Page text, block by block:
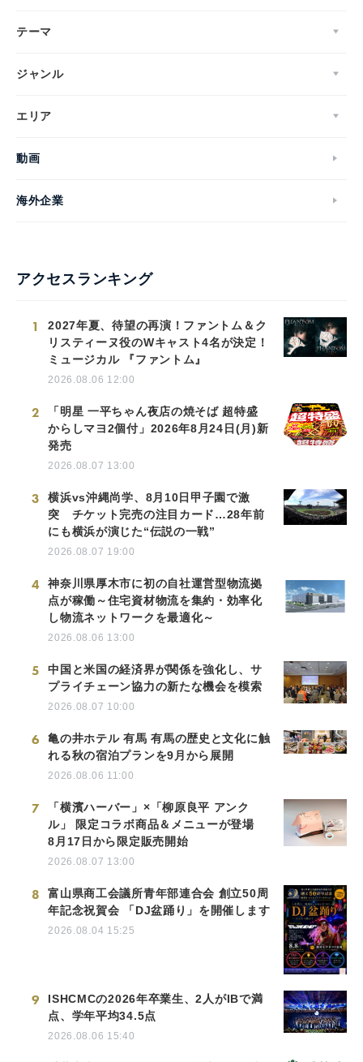
テーマ
ジャンル
エリア
動画
海外企業
アクセスランキング
1
2027年夏、待望の再演！ファントム＆ク
リスティーヌ役のWキャスト4名が決定！
ミュージカル 『ファントム』
2026.08.06 12:00
2
「明星 一平ちゃん夜店の焼そば 超特盛
からしマヨ2個付」2026年8月24日(月)新
発売
2026.08.07 13:00
3
横浜vs沖縄尚学、8月10日甲子園で激
突 チケット完売の注目カード…28年前
にも横浜が演じた“伝説の一戦”
2026.08.07 19:00
4
神奈川県厚木市に初の自社運営型物流拠
点が稼働～住宅資材物流を集約・効率化
し物流ネットワークを最適化～
2026.08.06 13:00
5
中国と米国の経済界が関係を強化し、サ
プライチェーン協力の新たな機会を模索
2026.08.07 10:00
6
亀の井ホテル 有馬 有馬の歴史と文化に触
れる秋の宿泊プランを9月から展開
2026.08.06 11:00
7
「横濱ハーバー」×「柳原良平 アンク
ル」 限定コラボ商品＆メニューが登場
8月17日から限定販売開始
2026.08.07 13:00
8
富山県商工会議所青年部連合会 創立50周
年記念祝賀会 「DJ盆踊り」を開催します
2026.08.04 15:25
9
ISHCMCの2026年卒業生、2人がIBで満
点、学年平均34.5点
2026.08.06 15:40